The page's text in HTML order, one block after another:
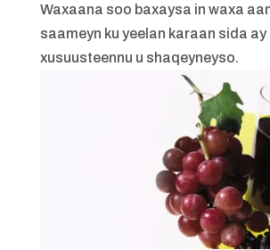
Waxaana soo baxaysa in waxa
saameyn ku yeelan karaan sida ay
xusuusteennu u shaqeyneyso.